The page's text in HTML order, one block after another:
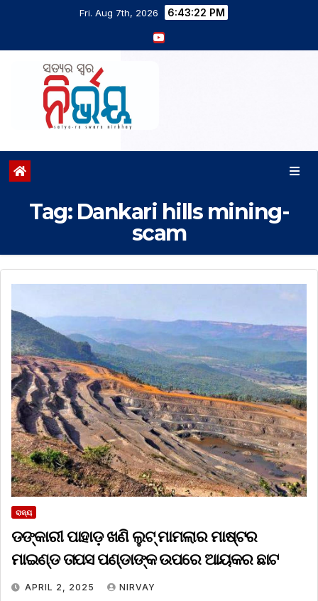
Fri. Aug 7th, 2026 6:43:23 PM
Tag: Dankari hills mining-
scam
ରାଜ୍ୟ
ଡଙ୍କାରୀ ପାହାଡ଼ ଖଣି ଲୁଟ୍‌ ମାମଲାର ମାଷ୍ଟର
ମାଇଣ୍ଡ ତାପସ ପଣ୍ଡାଙ୍କ ଉପରେ ଆୟକର ଛାଟ
APRIL 2, 2025 NIRVAY